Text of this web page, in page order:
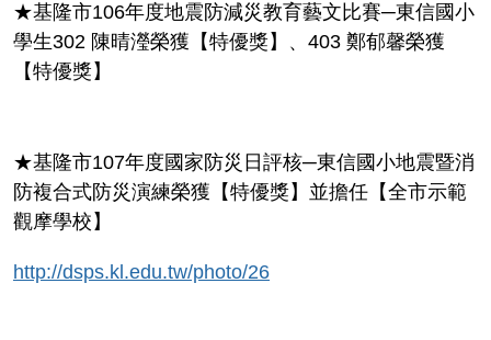
★基隆市106年度地震防減災教育藝文比賽─東信國小
學生302 陳晴瀅榮獲【特優獎】、403 鄭郁馨榮獲
【特優獎】
★基隆市107年度國家防災日評核─東信國小地震暨消
防複合式防災演練榮獲【特優獎】並擔任【全市示範
觀摩學校】
http://dsps.kl.edu.tw/photo/26